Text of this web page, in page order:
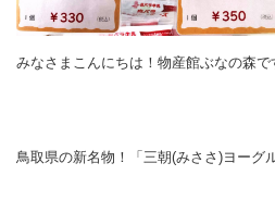
みなさまこんにちは！物産館ぶなの森で
鳥取県の新名物！「三朝(みささ)ヨー